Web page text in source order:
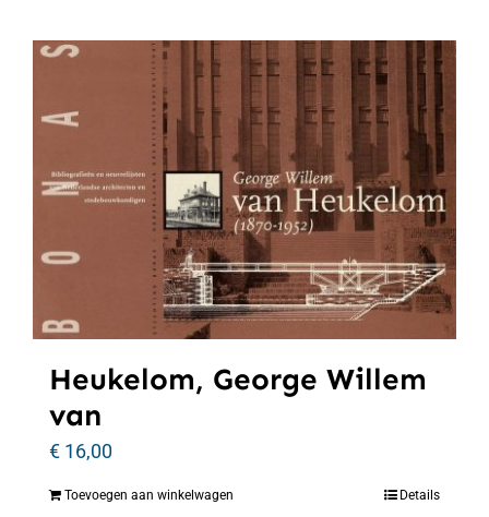
Heukelom, George Willem
van
€ 16,00
Toevoegen aan winkelwagen Details